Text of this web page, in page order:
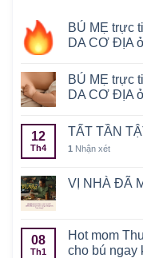
BÚ MẸ trực
DA CƠ ĐỊA
BÚ MẸ trực
DA CƠ ĐỊA
12
Th4
TẤT TẦN
1 Nhận xét
VỊ NHÀ ĐÃ
08
Th1
Hot mom
cho bú ngay